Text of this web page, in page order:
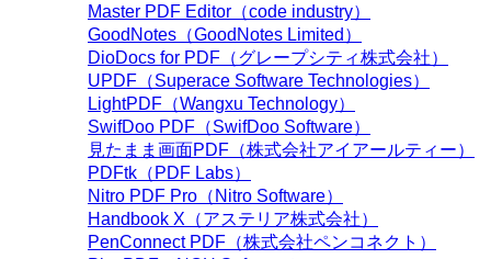
Master PDF Editor（code industry）
GoodNotes（GoodNotes Limited）
DioDocs for PDF（グレープシティ株式会社）
UPDF（Superace Software Technologies）
LightPDF（Wangxu Technology）
SwifDoo PDF（SwifDoo Software）
見たまま画面PDF（株式会社アイアールティー）
PDFtk（PDF Labs）
Nitro PDF Pro（Nitro Software）
Handbook X（アステリア株式会社）
PenConnect PDF（株式会社ペンコネクト）